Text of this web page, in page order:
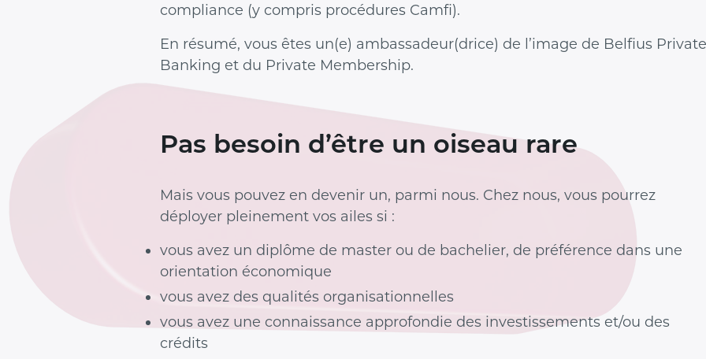
compliance (y compris procédures Camfi).
En résumé, vous êtes un(e) ambassadeur(drice) de l’image de Belfius Private
Banking et du Private Membership.
Pas besoin d’être un oiseau rare
Mais vous pouvez en devenir un, parmi nous. Chez nous, vous pourrez
déployer pleinement vos ailes si :
vous avez un diplôme de master ou de bachelier, de préférence dans une
orientation économique
vous avez des qualités organisationnelles
vous avez une connaissance approfondie des investissements et/ou des
crédits